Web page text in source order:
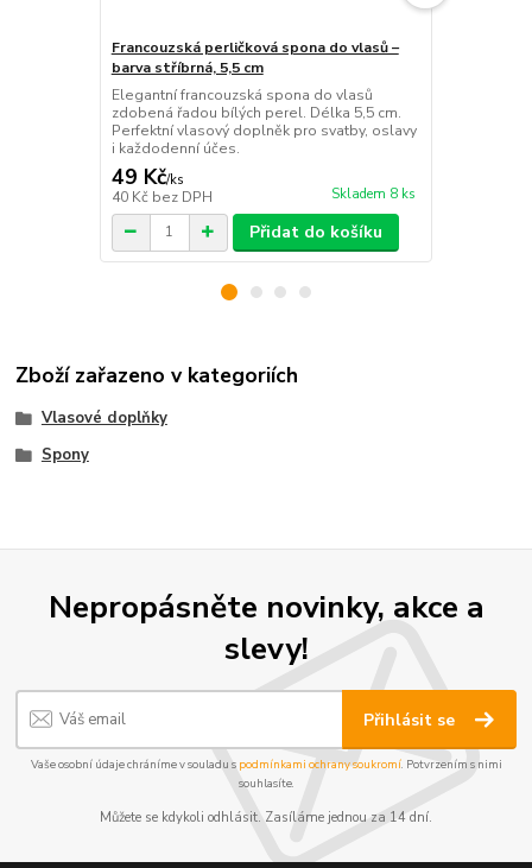
Francouzská perličková spona do vlasů –
barva stříbrná, 5,5 cm
Elegantní francouzská spona do vlasů
zdobená řadou bílých perel. Délka 5,5 cm.
Perfektní vlasový doplněk pro svatby, oslavy
i každodenní účes.
49 Kč/ks
40 Kč bez DPH Skladem 8 ks
Přidat do košíku
Zboží zařazeno v kategoriích
Vlasové doplňky
Spony
Nepropásněte novinky, akce a
slevy!
Přihlásit se
Vaše osobní údaje chráníme v souladu s podmínkami ochrany soukromí. Potvrzením s nimi
souhlasíte.
Můžete se kdykoli odhlásit. Zasíláme jednou za 14 dní.